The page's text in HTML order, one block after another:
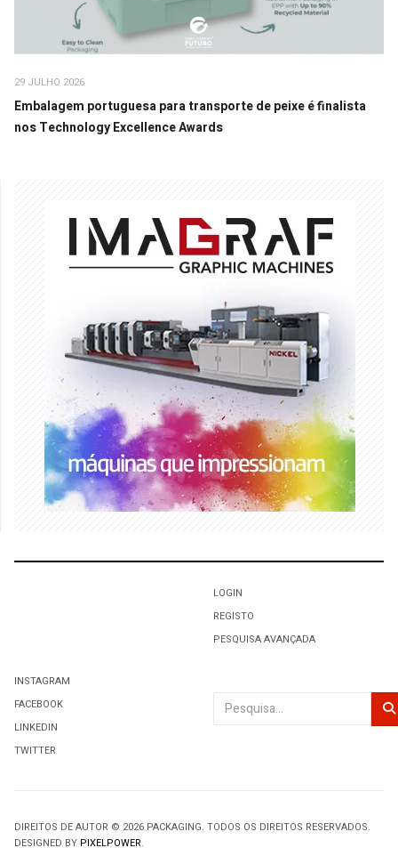
29 JULHO 2026
Embalagem portuguesa para transporte de peixe é finalista
nos Technology Excellence Awards
LOGIN
REGISTO
PESQUISA AVANÇADA
INSTAGRAM
FACEBOOK
LINKEDIN
TWITTER
Pesquisar
DIREITOS DE AUTOR © 2026 PACKAGING. TODOS OS DIREITOS RESERVADOS.
DESIGNED BY PIXELPOWER.